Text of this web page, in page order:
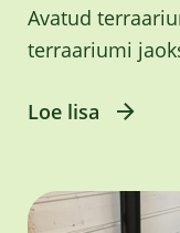
Avatud
terraariumi
Loe lisa